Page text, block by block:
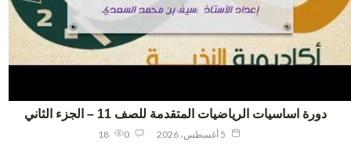
دورة اساسيات الرياضيات المتقدمة للصف 11 – الجزء الثاني
18